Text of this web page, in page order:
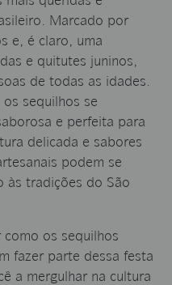
Marcado por
e, é claro, uma
e quitutes juninos,
de todas as idades.
sequilhos se
e perfeita para
delicada e sabores
podem se
às tradições do São
os sequilhos
fazer parte dessa festa
a mergulhar na cultura